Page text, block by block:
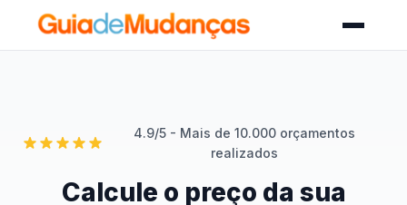
4.9/5 - Mais de 10.000 orçamentos
realizados
Calcule o preço da sua